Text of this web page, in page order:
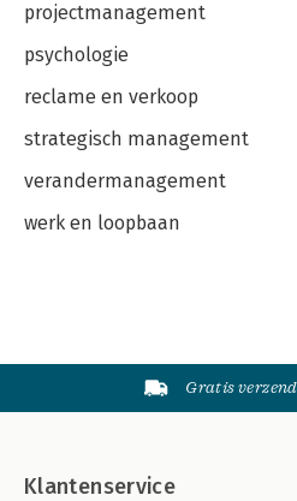
projectmanagement
psychologie
reclame en verkoop
strategisch management
verandermanagement
werk en loopbaan
Gratis
Klantenservice